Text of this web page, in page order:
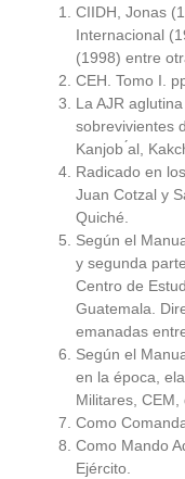
CIIDH, Jonas
Internacional
(1998) entre
CEH. Tomo I.
La AJR
sobrevivientes
Kanjob ́al,
Radicado en
Juan Cotzal y
Quiché.
Según el
y segunda
Centro de
Guatemala.
emanadas
Según el
en la época,
Militares,
Como
Como Mando
Ejército.